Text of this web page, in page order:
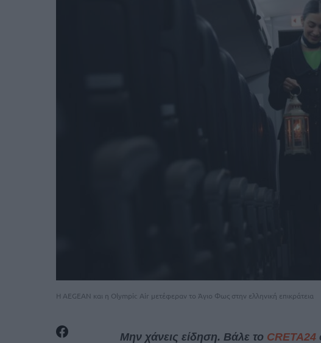
Η AEGEAN και η Olympic Air μετέφεραν το Άγιο Φως στην ελληνική επικράτεια
Μην χάνεις είδηση. Βάλε το CRETA24